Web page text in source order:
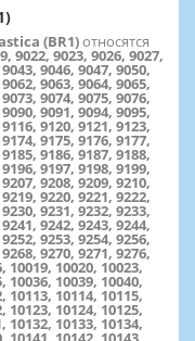
(BR1)относятся
9022, 9023, 9026, 9027,
9046, 9047, 9050,
9063, 9064, 9065,
9074, 9075, 9076,
9091, 9094, 9095,
9120, 9121, 9123,
9175, 9176, 9177,
9186, 9187, 9188,
9197, 9198, 9199,
9208, 9209, 9210,
9220, 9221, 9222,
9231, 9232, 9233,
9242, 9243, 9244,
9253, 9254, 9256,
9270, 9271, 9276,
10019, 10020, 10023,
10036, 10039, 10040,
10113, 10114, 10115,
10123, 10124, 10125,
10132, 10133, 10134,